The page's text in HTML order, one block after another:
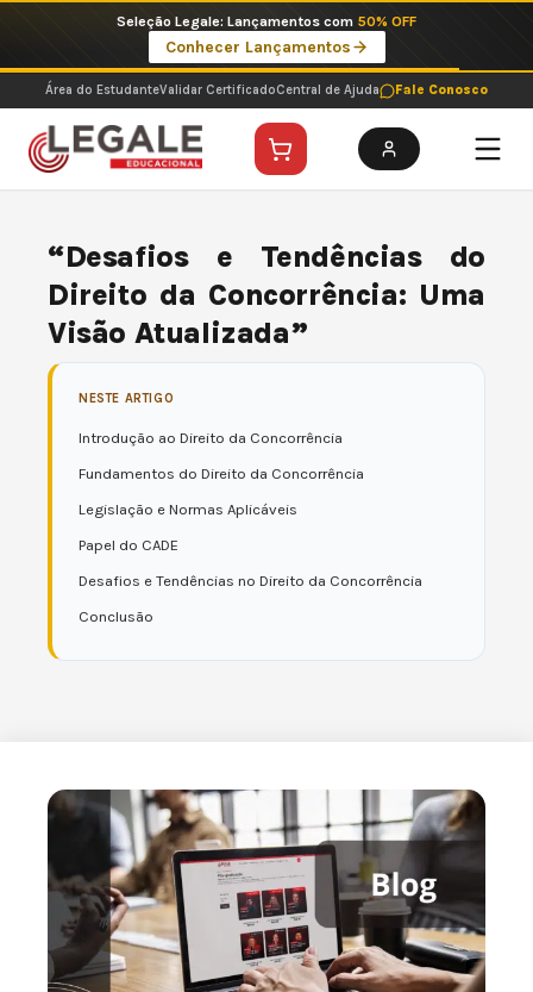
o
conteúdo
Seleção Legale: Lançamentos com 50% OFF
Conhecer Lançamentos
Área do EstudanteValidar CertificadoCentral de Ajuda Fale Conosco
“Desafios e Tendências do
Direito da Concorrência: Uma
Visão Atualizada”
NESTE ARTIGO
Introdução ao Direito da Concorrência
Fundamentos do Direito da Concorrência
Legislação e Normas Aplicáveis
Papel do CADE
Desafios e Tendências no Direito da Concorrência
Conclusão